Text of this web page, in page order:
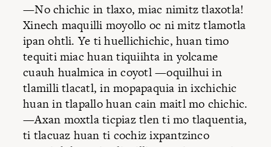
—No chichic in tlaxo, miac nimitz tlaxotla!
Xinech maquilli moyollo oc ni mitz tlamotla
ipan ohtli. Ye ti huellichichic, huan timo
tequiti miac huan tiquiihta in yolcame
cuauh hualmica in coyotl —oquilhui in
tlamilli tlacatl, in mopapaquia in ixchichic
huan in tlapallo huan cain maitl mo chichic.
—Axan moxtla ticpiaz tlen ti mo tlaquentia,
ti tlacuaz huan ti cochiz ixpantzinco